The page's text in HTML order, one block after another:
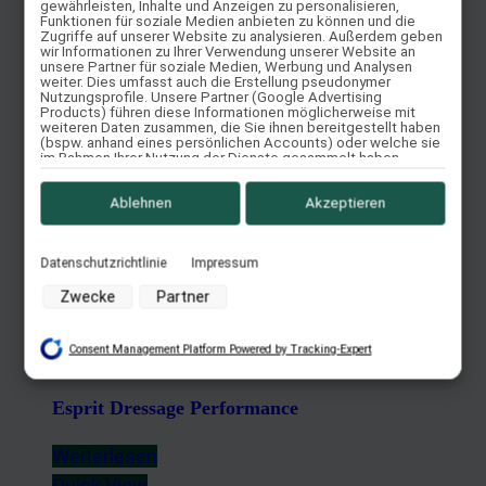
Quick View
Novalis
Weiterlesen
Opus 1 (VS, VSD, VSS)
Weiterlesen
Esprit Dressage Performance
Weiterlesen
gewährleisten, Inhalte und Anzeigen zu personalisieren,
Funktionen für soziale Medien anbieten zu können und die
Zugriffe auf unserer Website zu analysieren. Außerdem geben
wir Informationen zu Ihrer Verwendung unserer Website an
unsere Partner für soziale Medien, Werbung und Analysen
weiter. Dies umfasst auch die Erstellung pseudonymer
Nutzungsprofile. Unsere Partner (Google Advertising
Products) führen diese Informationen möglicherweise mit
weiteren Daten zusammen, die Sie ihnen bereitgestellt haben
(bspw. anhand eines persönlichen Accounts) oder welche sie
im Rahmen Ihrer Nutzung der Dienste gesammelt haben
Nutzung von Cookies und Pixeln können Sie jederzeit
widerrufen, indem Sie auf den Datenschutz-Button links unten
Zwecke der Datenverarbeitung durch unsere Partner:
Endgerät
Verwendung von Profilen zur Auswahl personalisierter Werbung
Erstellung von Profilen zur Personalisierung von Inhalten
Verwendung von Profilen zur Auswahl personalisierter Inhalte
Datenschutzrichtlinie Impressum
Zwecke Partner
Ablehnen Akzeptieren
Consent Management Platform Powered by Tracking-Expert